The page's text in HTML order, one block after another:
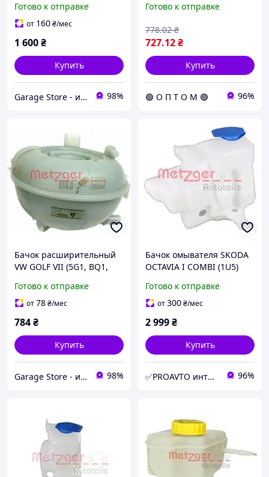
OCTAVIA II (1Z3, 1Z5),
SUPERB (3T4), YET 2141014
Готово к отправке
от 160₴/мес
1 600₴
Купить
Garage Store - интернет магазин автозапчастей. 98%
2014-05 2140184 (opt-om)
Готово к отправке
727.12₴
778.02 ₴
Купить
🟢 О П Т О М 🟢 96%
Бачок расширительный
VW GOLF VII (5G1, BQ1,
2014-05 2140184
Готово к отправке
от78₴/мес
784₴
Купить
Garage Store - интернет магазин автозапчастей. 98%
Бачок омывателя SKODA
OCTAVIA I COMBI (1U5)
2140068
Готово к отправке
от300₴/мес
2 999₴
Купить
✅PROAVTO интернет-магазин автозапчастей 96%